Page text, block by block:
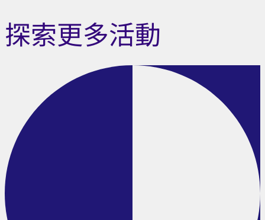
探索更多活動